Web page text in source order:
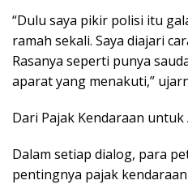
“Dulu saya pikir polisi itu
ramah sekali. Saya diajari
Rasanya seperti punya
aparat yang menakuti,”
Dari Pajak Kendaraan untuk
Dalam setiap dialog, para
pentingnya pajak